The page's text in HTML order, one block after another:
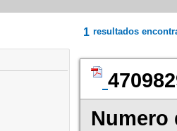
1 resultados
Numero